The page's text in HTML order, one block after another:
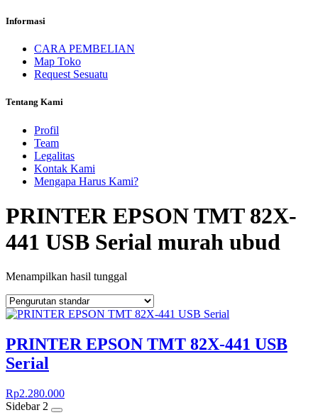
Informasi
CARA PEMBELIAN
Map Toko
Request Sesuatu
Tentang Kami
Profil
Team
Legalitas
Kontak Kami
Mengapa Harus Kami?
PRINTER EPSON TMT 82X-
441 USB Serial murah ubud
Menampilkan hasil tunggal
PRINTER EPSON TMT 82X-441 USB
Serial
Rp2.280.000
Sidebar 2